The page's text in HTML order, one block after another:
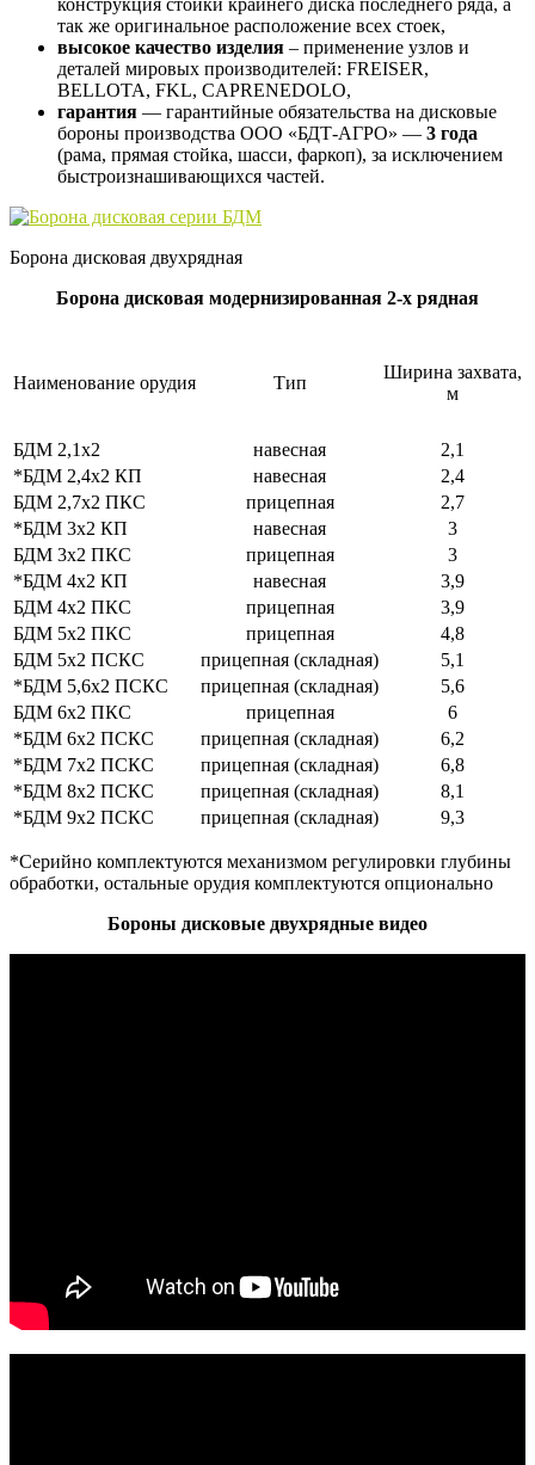
конструкция стойки крайнего диска последнего ряда, а
так же оригинальное расположение всех стоек,
высокое качество изделия – применение узлов и
деталей мировых производителей: FREISER,
BELLOTA, FKL, CAPRENEDOLO,
гарантия — гарантийные обязательства на дисковые
бороны производства ООО «БДТ-АГРО» — 3 года
(рама, прямая стойка, шасси, фаркоп), за исключением
быстроизнашивающихся частей.
Борона дисковая двухрядная
Борона дисковая модернизированная 2-х рядная
Наименование орудия Тип
Ширина захвата,
м
БДМ 2,1х2 навесная
2,1
*БДМ 2,4х2 КП
навесная
2,4
БДМ 2,7х2 ПКС
прицепная
2,7
*БДМ 3х2 КП
навесная
3
БДМ 3х2 ПКС
прицепная
3
*БДМ 4х2 КП
навесная
3,9
БДМ 4х2 ПКС
прицепная
3,9
БДМ 5х2 ПКС
прицепная
4,8
БДМ 5х2 ПСКС
прицепная (складная)
5,1
*БДМ 5,6х2 ПСКС
прицепная (складная)
5,6
БДМ 6х2 ПКС
прицепная
6
*БДМ 6х2 ПСКС
прицепная (складная)
6,2
*БДМ 7х2 ПСКС
прицепная (складная)
6,8
*БДМ 8х2 ПСКС
прицепная (складная)
8,1
*БДМ 9х2 ПСКС
прицепная (складная) 9,3
*Серийно комплектуются механизмом регулировки глубины
обработки, остальные орудия комплектуются опционально
Бороны дисковые двухрядные видео